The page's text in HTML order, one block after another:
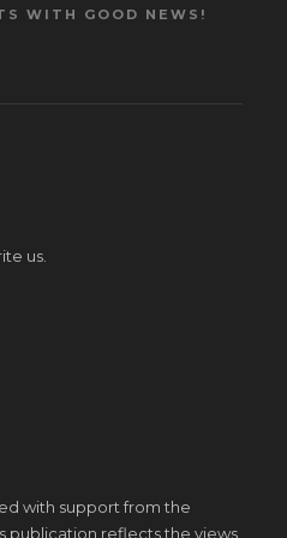
WITH GOOD NEWS!
us.
with support from the
publication reflects the views